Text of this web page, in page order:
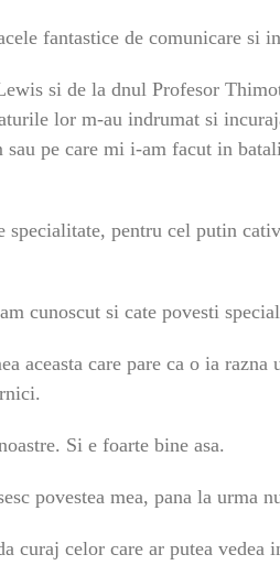
fantastice de comunicare si
si de la dnul Profesor
lor m-au indrumat si
pe care mi i-am facut in
specialitate, pentru cel putin
cunoscut si cate povesti
aceasta care pare ca o ia
Si e foarte bine asa.
povestea mea, pana la urma
curaj celor care ar putea